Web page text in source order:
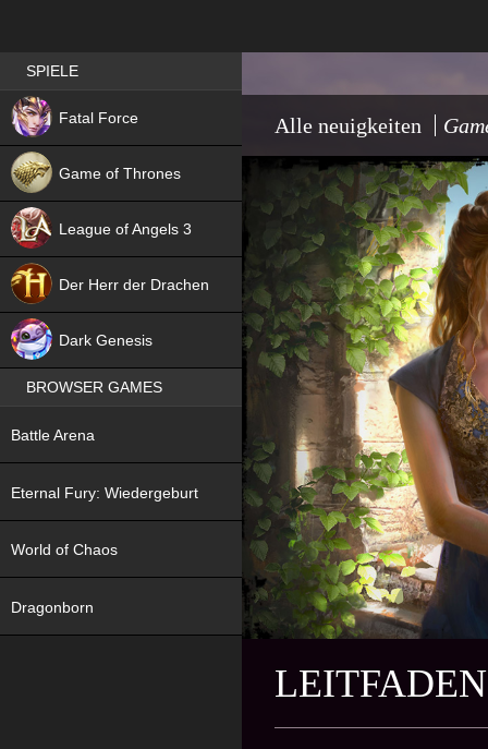
Alle neuigkeiten
Best RPG games in Germany
SPIELE
Fatal Force
NEW
Game of Thrones
League of Angels 3
Der Herr der Drachen
Dark Genesis
NEW
BROWSER GAMES
Battle Arena
Eternal Fury: Wiedergeburt
World of Chaos
Dragonborn